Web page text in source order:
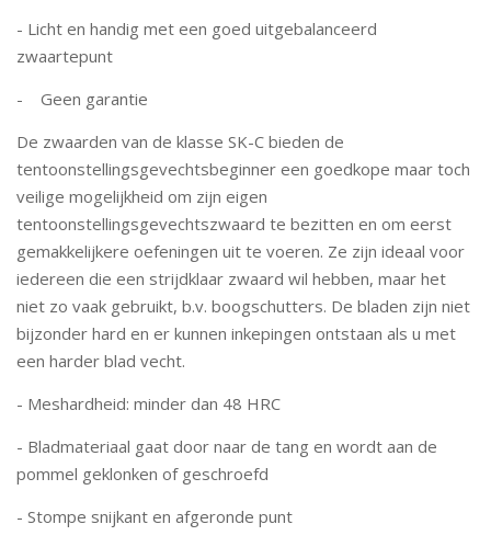
- Licht en handig met een goed uitgebalanceerd
zwaartepunt
- Geen garantie
De zwaarden van de klasse SK-C bieden de
tentoonstellingsgevechtsbeginner een goedkope maar toch
veilige mogelijkheid om zijn eigen
tentoonstellingsgevechtszwaard te bezitten en om eerst
gemakkelijkere oefeningen uit te voeren. Ze zijn ideaal voor
iedereen die een strijdklaar zwaard wil hebben, maar het
niet zo vaak gebruikt, b.v. boogschutters. De bladen zijn niet
bijzonder hard en er kunnen inkepingen ontstaan als u met
een harder blad vecht.
- Meshardheid: minder dan 48 HRC
- Bladmateriaal gaat door naar de tang en wordt aan de
pommel geklonken of geschroefd
- Stompe snijkant en afgeronde punt